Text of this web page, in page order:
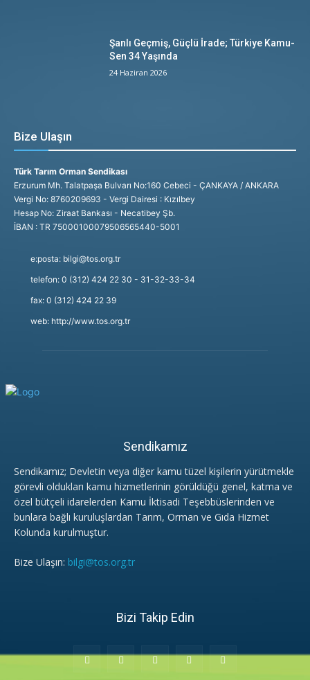
Şanlı Geçmiş, Güçlü İrade; Türkiye Kamu-
Sen 34 Yaşında
24 Haziran 2026
Bize Ulaşın
Türk Tarım Orman Sendikası
Erzurum Mh. Talatpaşa Bulvarı No:160 Cebeci - ÇANKAYA / ANKARA
Vergi No: 8760209693 - Vergi Dairesi : Kızılbey
Hesap No: Ziraat Bankası - Necatibey Şb.
İBAN : TR 75000100079506565440-5001
e:posta: bilgi@tos.org.tr
telefon: 0 (312) 424 22 30 - 31-32-33-34
fax: 0 (312) 424 22 39
web: http://www.tos.org.tr
Sendikamız
Sendikamız; Devletin veya diğer kamu tüzel kişilerin yürütmekle
görevli oldukları kamu hizmetlerinin görüldüğü genel, katma ve
özel bütçeli idarelerden Kamu İktisadi Teşebbüslerinden ve
bunlara bağlı kuruluşlardan Tarım, Orman ve Gıda Hizmet
Kolunda kurulmuştur.
Bize Ulaşın: bilgi@tos.org.tr
Bizi Takip Edin